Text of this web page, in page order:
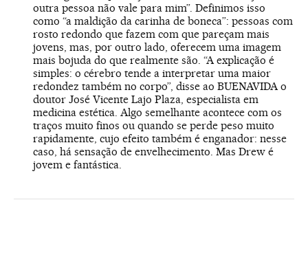
outra pessoa não vale para mim”. Definimos isso
como “a maldição da carinha de boneca”: pessoas com
rosto redondo que fazem com que pareçam mais
jovens, mas, por outro lado, oferecem uma imagem
mais bojuda do que realmente são. “A explicação é
simples: o cérebro tende a interpretar uma maior
redondez também no corpo”, disse ao BUENAVIDA o
doutor José Vicente Lajo Plaza, especialista em
medicina estética. Algo semelhante acontece com os
traços muito finos ou quando se perde peso muito
rapidamente, cujo efeito também é enganador: nesse
caso, há sensação de envelhecimento. Mas Drew é
jovem e fantástica.